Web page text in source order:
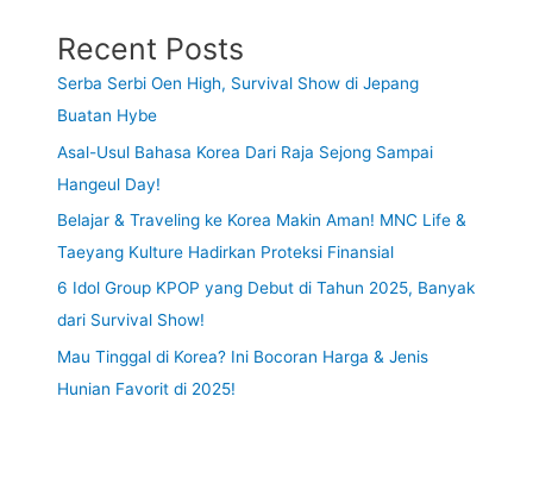
Recent Posts
Serba Serbi Oen High, Survival Show di Jepang
Buatan Hybe
Asal-Usul Bahasa Korea Dari Raja Sejong Sampai
Hangeul Day!
Belajar & Traveling ke Korea Makin Aman! MNC Life &
Taeyang Kulture Hadirkan Proteksi Finansial
6 Idol Group KPOP yang Debut di Tahun 2025, Banyak
dari Survival Show!
Mau Tinggal di Korea? Ini Bocoran Harga & Jenis
Hunian Favorit di 2025!